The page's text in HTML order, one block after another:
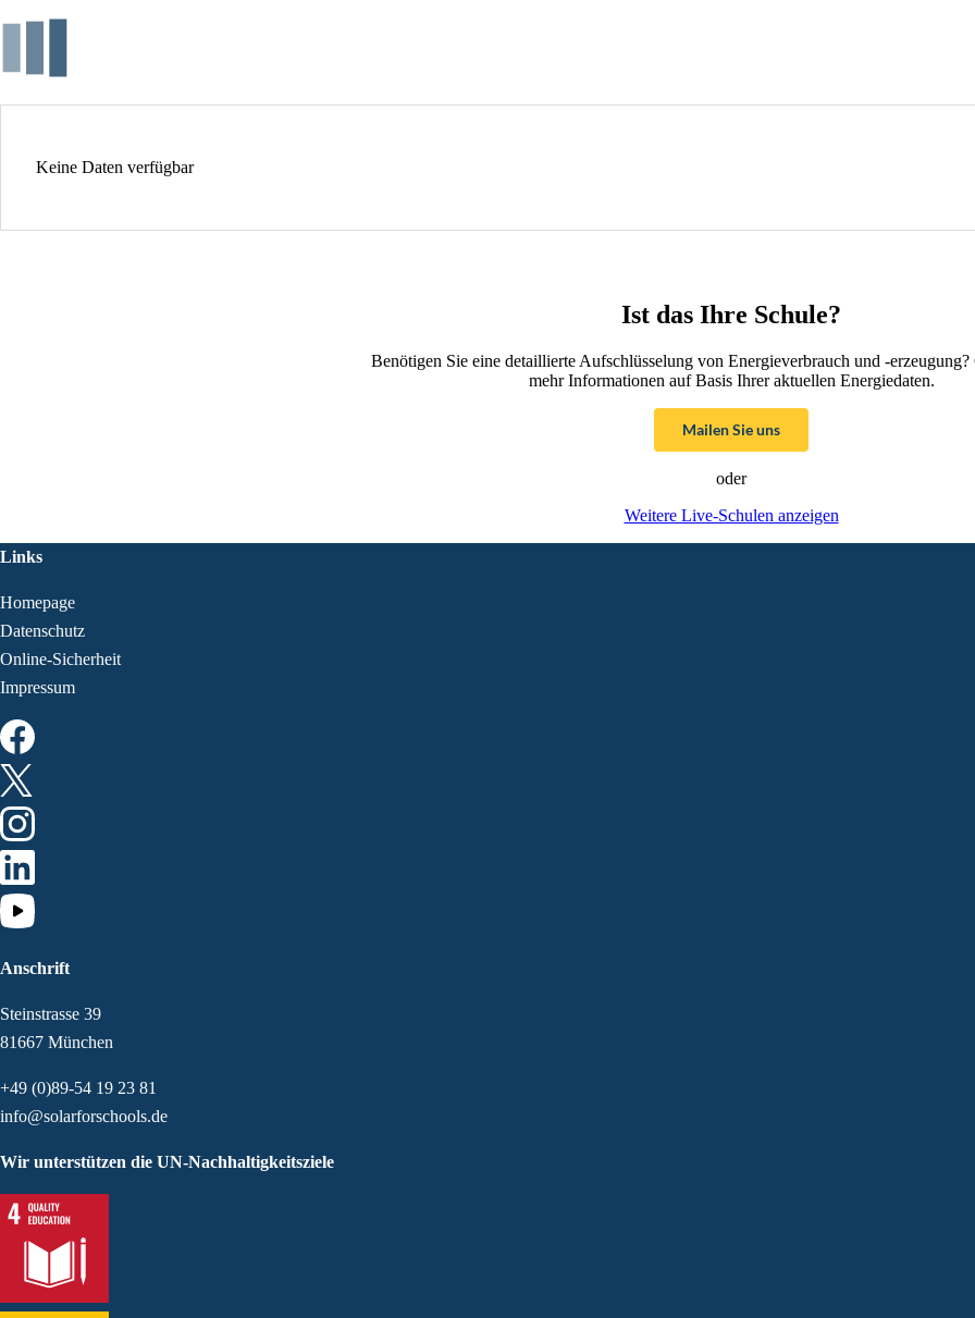
Keine Daten verfügbar
Ist das Ihre Schule?
Benötigen Sie eine detaillierte Aufschlüsselung von Energieverbrauch und -
mehr Informationen auf Basis Ihrer aktuellen Energiedaten.
Mailen Sie uns
oder
Weitere Live-Schulen anzeigen
Links
Homepage
Datenschutz
Online-Sicherheit
Impressum
Anschrift
Steinstrasse 39
81667 München
+49 (0)89-54 19 23 81
info@solarforschools.de
Wir unterstützen die UN-Nachhaltigkeitsziele